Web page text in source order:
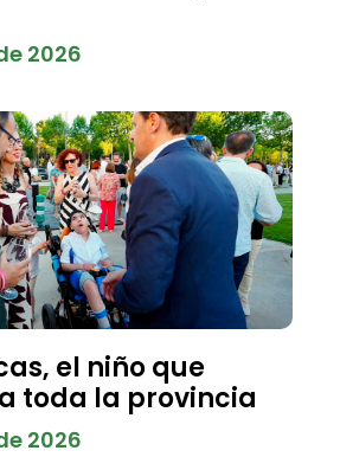
2026
el niño que
toda la provincia
2026